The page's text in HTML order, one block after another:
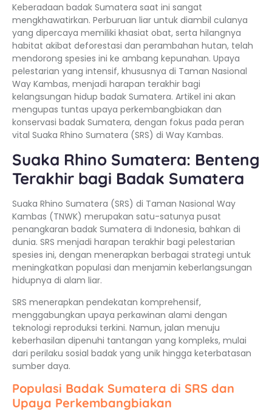
Keberadaan badak Sumatera saat ini sangat
mengkhawatirkan. Perburuan liar untuk diambil culanya
yang dipercaya memiliki khasiat obat, serta hilangnya
habitat akibat deforestasi dan perambahan hutan, telah
mendorong spesies ini ke ambang kepunahan. Upaya
pelestarian yang intensif, khususnya di Taman Nasional
Way Kambas, menjadi harapan terakhir bagi
kelangsungan hidup badak Sumatera. Artikel ini akan
mengupas tuntas upaya perkembangbiakan dan
konservasi badak Sumatera, dengan fokus pada peran
vital Suaka Rhino Sumatera (SRS) di Way Kambas.
Suaka Rhino Sumatera: Benteng
Terakhir bagi Badak Sumatera
Suaka Rhino Sumatera (SRS) di Taman Nasional Way
Kambas (TNWK) merupakan satu-satunya pusat
penangkaran badak Sumatera di Indonesia, bahkan di
dunia. SRS menjadi harapan terakhir bagi pelestarian
spesies ini, dengan menerapkan berbagai strategi untuk
meningkatkan populasi dan menjamin keberlangsungan
hidupnya di alam liar.
SRS menerapkan pendekatan komprehensif,
menggabungkan upaya perkawinan alami dengan
teknologi reproduksi terkini. Namun, jalan menuju
keberhasilan dipenuhi tantangan yang kompleks, mulai
dari perilaku sosial badak yang unik hingga keterbatasan
sumber daya.
Populasi Badak Sumatera di SRS dan
Upaya Perkembangbiakan